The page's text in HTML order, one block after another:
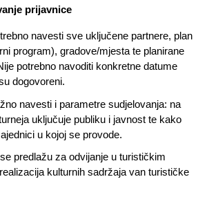
prijavnice
navesti sve uključene partnere, plan
program), gradove/mjesta te planirane
potrebno navoditi konkretne datume
dogovoreni.
navesti i parametre sudjelovanja: na
uključuje publiku i javnost te kako
u kojoj se provode.
predlažu za odvijanje u turističkim
kulturnih sadržaja van turističke